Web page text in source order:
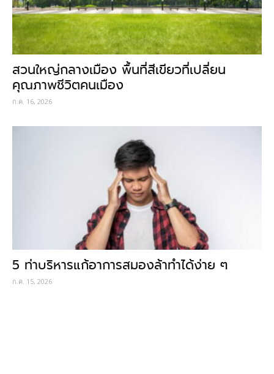
สวนใหญ่กลางเมือง พื้นที่สีเขียวที่เปลี่ยน
คุณภาพชีวิตคนเมือง
ก.ค. 16, 2026
5 ท่าบริหารแก้อาการสมองล้าทำได้ง่าย ๆ
ก.ค. 15, 2026